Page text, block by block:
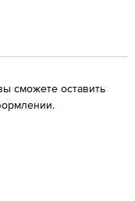
сможете оставить